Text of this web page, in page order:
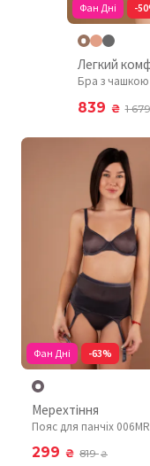
Фан Дні -
Легкий
Бра з чашкою
839 ₴ 1
Фан Дні -63%
Мерехтіння
Пояс для панчіх 006MR
299 ₴ 819₴